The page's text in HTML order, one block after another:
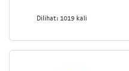
Dilihat: 1019 kali